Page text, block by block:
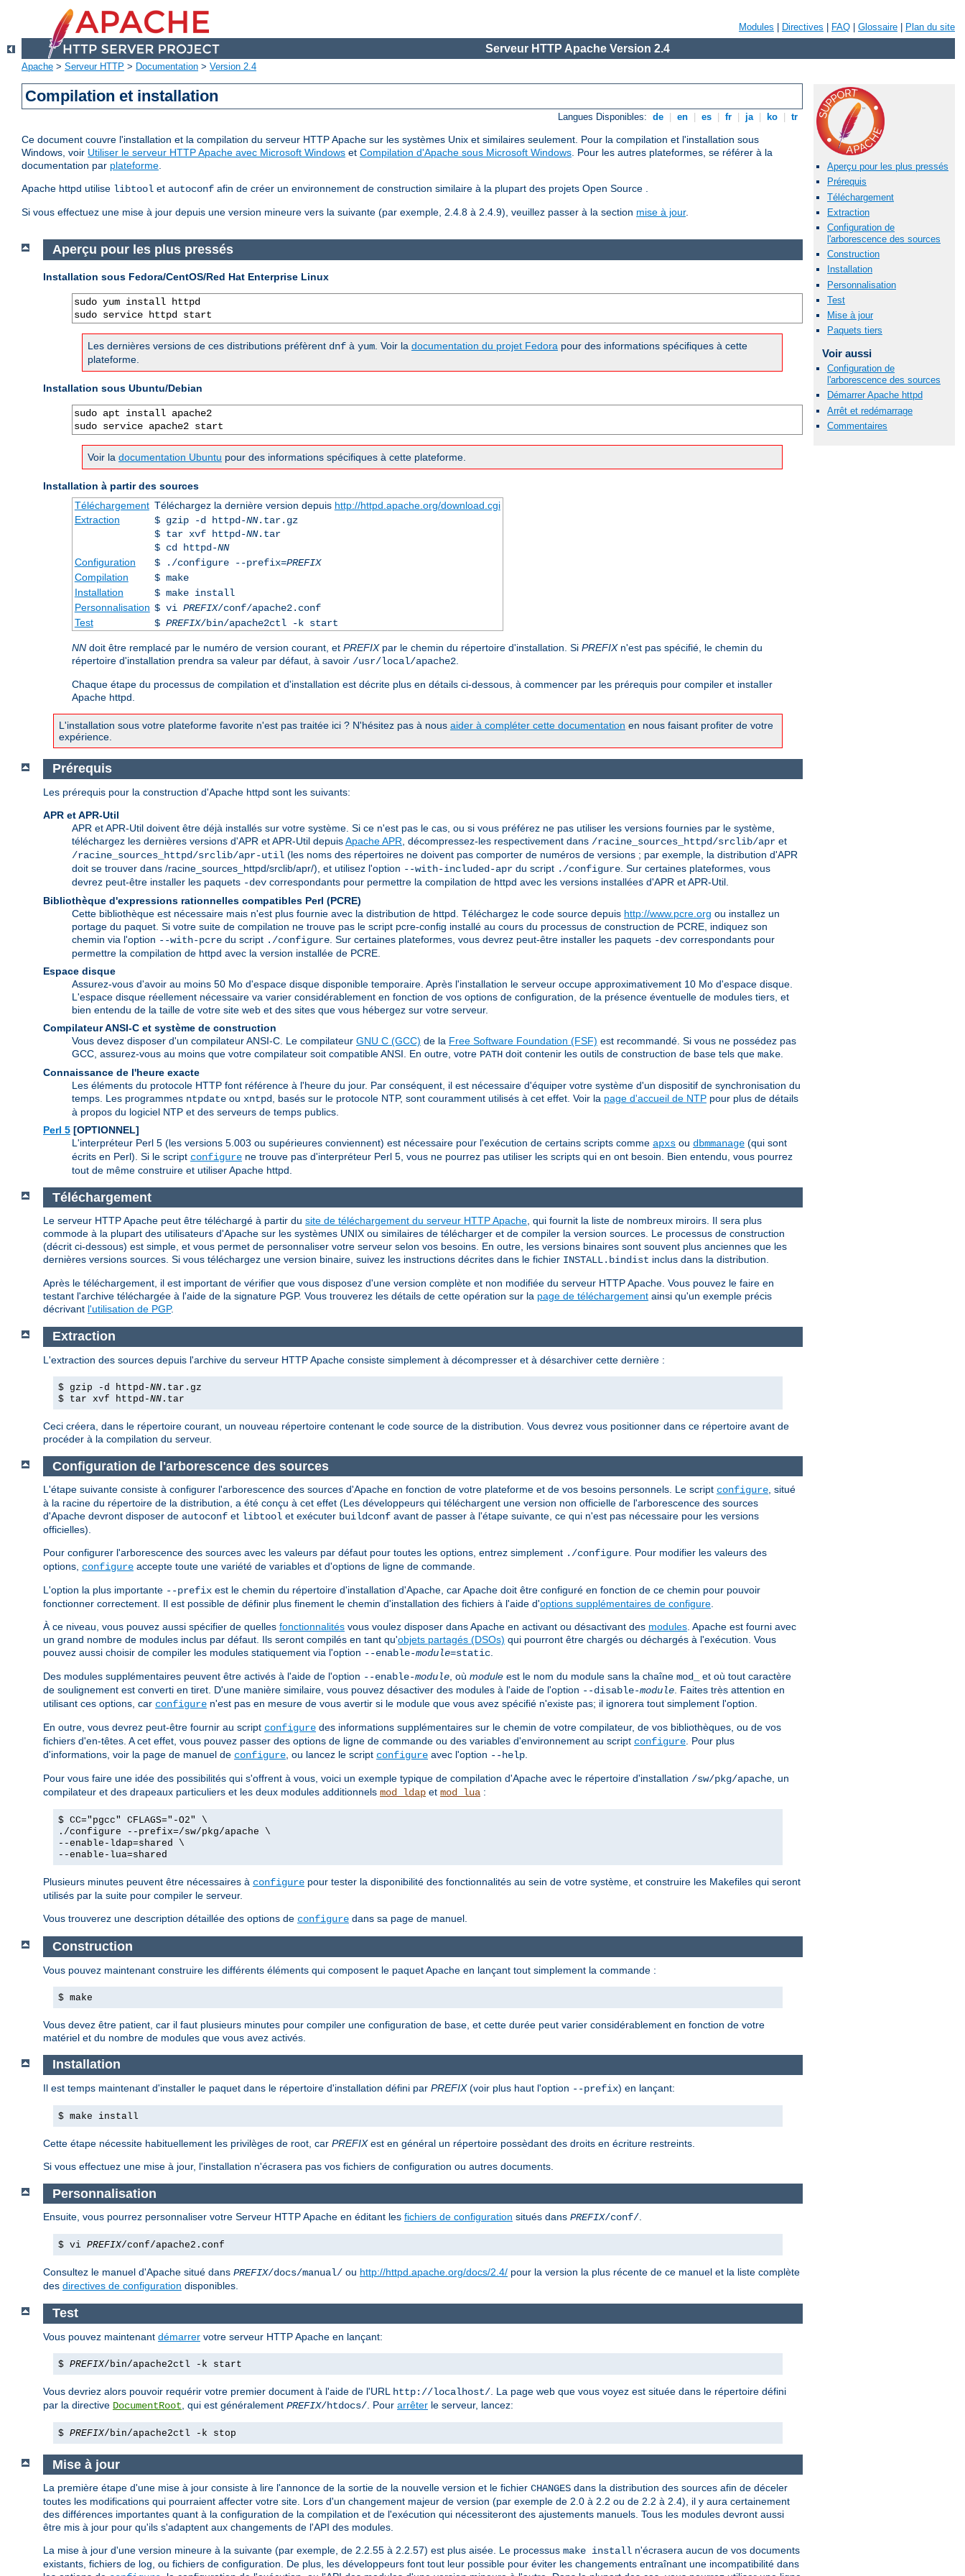
Modules Directives FAQ Glossaire Plan du site
Serveur HTTP Apache Version 2.4
Apache > Serveur HTTP > Documentation > Version 2.4
Compilation et installation
Langues Disponibles: de en es fr ja ko tr
Ce document couvre l'installation et la compilation du serveur HTTP Apache sur les systèmes Unix et similaires seulement. Pour la compilation et l'installation sous
Windows, voir Utiliser le serveur HTTP Apache avec Microsoft Windows et Compilation d'Apache sous Microsoft Windows. Pour les autres plateformes, se référer à la
documentation par plateforme.
Apache httpd utilise libtool et autoconf afin de créer un environnement de construction similaire à la plupart des projets Open Source .
Si vous effectuez une mise à jour depuis une version mineure vers la suivante (par exemple, 2.4.8 à 2.4.9), veuillez passer à la section mise à jour.
Aperçu pour les plus pressés
Prérequis
Téléchargement
Extraction
Configuration de
l'arborescence des sources
Construction
Installation
Personnalisation
Test
Mise à jour
Paquets tiers
Voir aussi
Configuration de
l'arborescence des sources
Démarrer Apache httpd
Arrêt et redémarrage
Commentaires
Aperçu pour les plus pressés
Installation sous Fedora/CentOS/Red Hat Enterprise Linux
sudo yum install httpd
sudo service httpd start
Les dernières versions de ces distributions préfèrent dnf à yum . Voir la documentation du projet Fedora pour des informations spécifiques à cette
plateforme.
Installation sous Ubuntu/Debian
sudo apt install apache2
sudo service apache2 start
Voir la documentation Ubuntu pour des informations spécifiques à cette plateforme.
Installation à partir des sources
Téléchargement Téléchargez la dernière version depuis http://httpd.apache.org/download.cgi
Extraction
$ gzip -d httpd-NN.tar.gz
$ tar xvf httpd-NN.tar
$ cd httpd-NN
Configuration
$ ./configure --prefix=PREFIX
Compilation
$ make
Installation
$ make install
Personnalisation $ vi PREFIX/conf/apache2.conf
Test
$ PREFIX/bin/apache2ctl -k start
NN doit être remplacé par le numéro de version courant, et PREFIXpar le chemin du répertoire d'installation. Si PREFIXn'est pas spécifié, le chemin du
répertoire d'installation prendra sa valeur par défaut, à savoir /usr/local/apache2
Chaque étape du processus de compilation et d'installation est décrite plus en détails ci-dessous, à commencer par les prérequis pour compiler et installer
Apache httpd.
L'installation sous votre plateforme favorite n'est pas traitée ici ? N'hésitez pas à nous aider à compléter cette documentation en nous faisant profiter de votre
expérience.
Prérequis
Les prérequis pour la construction d'Apache httpd sont les suivants:
APR et APR-Util
APR et APR-Util doivent être déjà installés sur votre système. Si ce n'est pas le cas, ou si vous préférez ne pas utiliser les versions fournies par le système,
téléchargez les dernières versions d'APR et APR-Util depuisApache APR , décompressez-les respectivement dans /racine_sources_httpd/srclib/apr et
/racine_sources_httpd/srclib/apr-util (les noms des répertoires ne doivent pas comporter de numéros de versions ; par exemple, la distribution d'APR
doit se trouver dans /racine_sources_httpd/srclib/apr/), et utilisez l'option --with-included-apr du script ./configure . Sur certaines plateformes, vous
devrez peut-être installer les paquets -dev correspondants pour permettre la compilation de httpd avec les versions installées d'APR et APR-Util.
Bibliothèque d'expressions rationnelles compatibles Perl (PCRE)
Cette bibliothèque est nécessaire mais n'est plus fournie avec la distribution de httpd. Téléchargez le code source depuis http://www.pcre.org ou installez un
portage du paquet. Si votre suite de compilation ne trouve pas le script pcre-config installé au cours du processus de construction de PCRE, indiquez son
chemin via l'option --with-pcre du script ./configure . Sur certaines plateformes, vous devrez peut-être installer les paquets -dev correspondants pour
permettre la compilation de httpd avec la version installée de PCRE.
Espace disque
Assurez-vous d'avoir au moins 50 Mo d'espace disque disponible temporaire. Après l'installation le serveur occupe approximativement 10 Mo d'espace disque.
L'espace disque réellement nécessaire va varier considérablement en fonction de vos options de configuration, de la présence éventuelle de modules tiers, et
bien entendu de la taille de votre site web et des sites que vous hébergez sur votre serveur.
Compilateur ANSI-C et système de construction
Vous devez disposer d'un compilateur ANSI-C. Le compilateur GNU C (GCC) de la Free Software Foundation (FSF) est recommandé. Si vous ne possédez pas
GCC, assurez-vous au moins que votre compilateur soit compatible ANSI. En outre, votre PATH doit contenir les outils de construction de base tels que make
Connaissance de l'heure exacte
Les éléments du protocole HTTP font référence à l'heure du jour. Par conséquent, il est nécessaire d'équiper votre système d'un dispositif de synchronisation du
temps. Les programmes ntpdate ou xntpd , basés sur le protocole NTP, sont couramment utilisés à cet effet. Voir la page d'accueil de NTP pour plus de détails
à propos du logiciel NTP et des serveurs de temps publics.
Perl 5 [OPTIONNEL]
L'interpréteur Perl 5 (les versions 5.003 ou supérieures conviennent) est nécessaire pour l'exécution de certains scripts comme apxs ou dbmmanage (qui sont
écrits en Perl). Si le script configure ne trouve pas d'interpréteur Perl 5, vous ne pourrez pas utiliser les scripts qui en ont besoin. Bien entendu, vous pourrez
tout de même construire et utiliser Apache httpd.
Téléchargement
Le serveur HTTP Apache peut être téléchargé à partir du site de téléchargement du serveur HTTP Apache, qui fournit la liste de nombreux miroirs. Il sera plus
commode à la plupart des utilisateurs d'Apache sur les systèmes UNIX ou similaires de télécharger et de compiler la version sources. Le processus de construction
(décrit ci-dessous) est simple, et vous permet de personnaliser votre serveur selon vos besoins. En outre, les versions binaires sont souvent plus anciennes que les
dernières versions sources. Si vous téléchargez une version binaire, suivez les instructions décrites dans le fichier INSTALL.bindist inclus dans la distribution.
Après le téléchargement, il est important de vérifier que vous disposez d'une version complète et non modifiée du serveur HTTP Apache. Vous pouvez le faire en
testant l'archive téléchargée à l'aide de la signature PGP. Vous trouverez les détails de cette opération sur la page de téléchargement ainsi qu'un exemple précis
décrivant l'utilisation de PGP.
Extraction
L'extraction des sources depuis l'archive du serveur HTTP Apache consiste simplement à décompresser et à désarchiver cette dernière :
$ gzip -d httpd-NN .tar.gz
$ tar xvf httpd-NN .tar
Ceci créera, dans le répertoire courant, un nouveau répertoire contenant le code source de la distribution. Vous devrez vous positionner dans ce répertoire avant de
procéder à la compilation du serveur.
Configuration de l'arborescence des sources
L'étape suivante consiste à configurer l'arborescence des sources d'Apache en fonction de votre plateforme et de vos besoins personnels. Le script configure, situé
à la racine du répertoire de la distribution, a été conçu à cet effet (Les développeurs qui téléchargent une version non officielle de l'arborescence des sources
d'Apache devront disposer de autoconf et libtool et exécuter buildconf avant de passer à l'étape suivante, ce qui n'est pas nécessaire pour les versions
officielles).
Pour configurer l'arborescence des sources avec les valeurs par défaut pour toutes les options, entrez simplement ./configure. Pour modifier les valeurs des
options, configure accepte toute une variété de variables et d'options de ligne de commande.
L'option la plus importante --prefix est le chemin du répertoire d'installation d'Apache, car Apache doit être configuré en fonction de ce chemin pour pouvoir
fonctionner correctement. Il est possible de définir plus finement le chemin d'installation des fichiers à l'aide d'options supplémentaires de configure.
À ce niveau, vous pouvez aussi spécifier de quelles fonctionnalités vous voulez disposer dans Apache en activant ou désactivant des modules. Apache est fourni avec
un grand nombre de modules inclus par défaut. Ils seront compilés en tant qu'objets partagés (DSOs) qui pourront être chargés ou déchargés à l'exécution. Vous
pouvez aussi choisir de compiler les modules statiquement via l'option --enable-module=static.
Des modules supplémentaires peuvent être activés à l'aide de l'option --enable-module, où module est le nom du module sans la chaîne mod_
et où tout caractère
de soulignement est converti en tiret. D'une manière similaire, vous pouvez désactiver des modules à l'aide de l'option --disable-module. Faites très attention en
utilisant ces options, car configure n'est pas en mesure de vous avertir si le module que vous avez spécifié n'existe pas; il ignorera tout simplement l'option.
En outre, vous devrez peut-être fournir au script configure des informations supplémentaires sur le chemin de votre compilateur, de vos bibliothèques, ou de vos
fichiers d'en-têtes. A cet effet, vous pouvez passer des options de ligne de commande ou des variables d'environnement au script configure. Pour plus
d'informations, voir la page de manuel de configure, ou lancez le script configure avec l'option --help.
Pour vous faire une idée des possibilités qui s'offrent à vous, voici un exemple typique de compilation d'Apache avec le répertoire d'installation /sw/pkg/apache, un
compilateur et des drapeaux particuliers et les deux modules additionnels mod_ldap et mod_lua :
$ CC="pgcc" CFLAGS="-O2" \
./configure --prefix=/sw/pkg/apache \
--enable-ldap=shared \
--enable-lua=shared
Plusieurs minutes peuvent être nécessaires à configure pour tester la disponibilité des fonctionnalités au sein de votre système, et construire les Makefiles qui seront
utilisés par la suite pour compiler le serveur.
Vous trouverez une description détaillée des options de configure dans sa page de manuel.
Construction
Vous pouvez maintenant construire les différents éléments qui composent le paquet Apache en lançant tout simplement la commande :
$ make
Vous devez être patient, car il faut plusieurs minutes pour compiler une configuration de base, et cette durée peut varier considérablement en fonction de votre
matériel et du nombre de modules que vous avez activés.
Installation
Il est temps maintenant d'installer le paquet dans le répertoire d'installation défini par PREFIX(voir plus haut l'option --prefix) en lançant:
$ make install
Cette étape nécessite habituellement les privilèges de root, car PREFIXest en général un répertoire possèdant des droits en écriture restreints.
Si vous effectuez une mise à jour, l'installation n'écrasera pas vos fichiers de configuration ou autres documents.
Personnalisation
Ensuite, vous pourrez personnaliser votre Serveur HTTP Apache en éditant les fichiers de configuration situés dans PREFIX/conf/.
$ vi PREFIX/conf/apache2.conf
Consultez le manuel d'Apache situé dans PREFIX/docs/manual/ ou http://httpd.apache.org/docs/2.4/ pour la version la plus récente de ce manuel et la liste complète
des directives de configuration disponibles.
Test
Vous pouvez maintenant démarrer votre serveur HTTP Apache en lançant:
$ PREFIX/bin/apache2ctl -k start
Vous devriez alors pouvoir requérir votre premier document à l'aide de l'URL http://localhost/ . La page web que vous voyez est située dans le répertoire défini
par la directive DocumentRoot , qui est généralement PREFIX/htdocs/ . Pour arrêter le serveur, lancez:
$ PREFIX/bin/apache2ctl -k stop
Mise à jour
La première étape d'une mise à jour consiste à lire l'annonce de la sortie de la nouvelle version et le fichier CHANGES dans la distribution des sources afin de déceler
toutes les modifications qui pourraient affecter votre site. Lors d'un changement majeur de version (par exemple de 2.0 à 2.2 ou de 2.2 à 2.4), il y aura certainement
des différences importantes quant à la configuration de la compilation et de l'exécution qui nécessiteront des ajustements manuels. Tous les modules devront aussi
être mis à jour pour qu'ils s'adaptent aux changements de l'API des modules.
La mise à jour d'une version mineure à la suivante (par exemple, de 2.2.55 à 2.2.57) est plus aisée. Le processus make install n'écrasera aucun de vos documents
existants, fichiers de log, ou fichiers de configuration. De plus, les développeurs font tout leur possible pour éviter les changements entraînant une incompatibilité dans